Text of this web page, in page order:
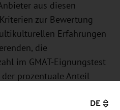
aus diesen
zur Bewertung
Erfahrungen
die
im GMAT-Eignungstest
prozentuale Anteil
sowie die internationale
DE